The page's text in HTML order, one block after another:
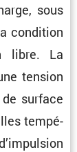
sous
condi­tion
libre. La
tension
surface
tempé­